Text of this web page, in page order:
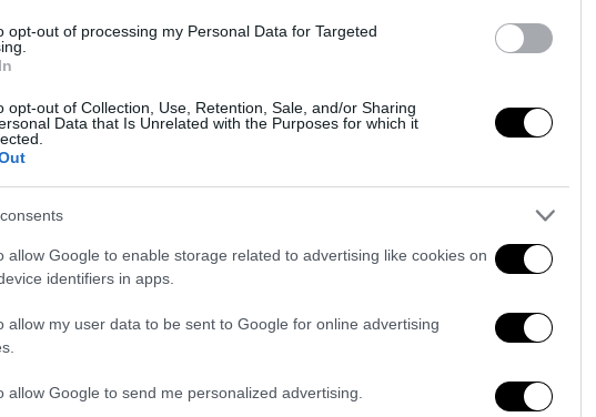
opt-out of processing my Personal Data for Targeted
opt-out of Collection, Use, Retention, Sale, and/or Sharing
Data that Is Unrelated with the Purposes for which it
allow Google to enable storage related to advertising like cookies on
identifiers in apps.
allow my user data to be sent to Google for online advertising
allow Google to send me personalized advertising.
e ho incaricato l’assessore all’economia Garavaglia, per capire in che modo
facendo una serie di proposte, una cosa certa è che si può fare. Parlo dei
Regione Lombardia.
numero di immigrati accolti. Non accetto più che il governo decida